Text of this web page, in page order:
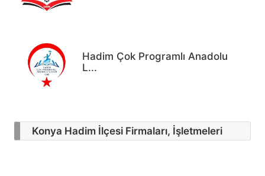
Hadim Çok Programlı Anadolu
L...
Konya Hadim İlçesi Firmaları, İşletmeleri